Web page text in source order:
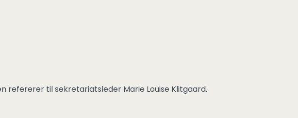
til sekretariatsleder Marie Louise Klitgaard.